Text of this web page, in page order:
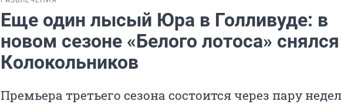
Еще один лысый Юра в Голливуде: в
новом сезоне «Белого лотоса» снялся
Колокольников
Премьера третьего сезона состоится через пару